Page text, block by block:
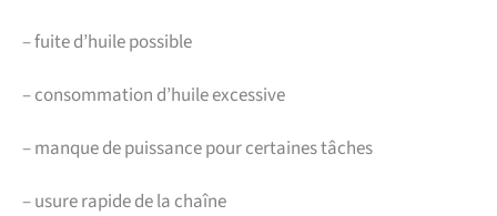
–fuite d’huile possible
–consommation d’huile excessive
–manque de puissance pour certaines tâches
–usure rapide de la chaîne